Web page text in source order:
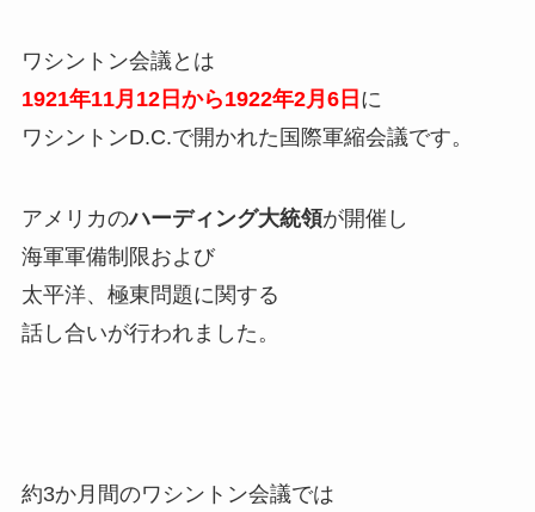
ワシントン会議とは
1921年11月12日から1922年2月6日 に
ワシントンD.C.で開かれた国際軍縮会議です。
アメリカのハーディング大統領が開催し
海軍軍備制限および
太平洋、極東問題に関する
話し合いが行われました。
約3か月間のワシントン会議では